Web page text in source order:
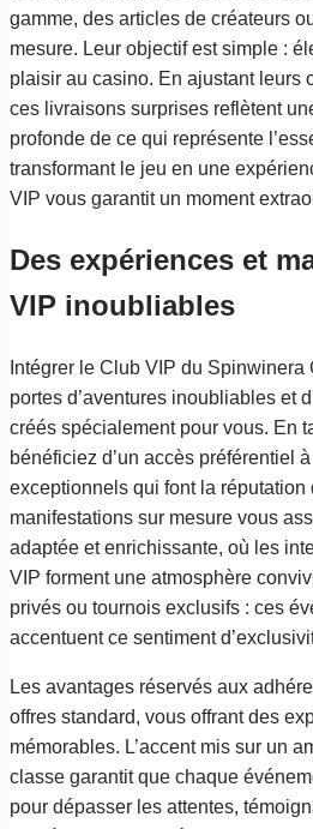
gamme, des articles de créateurs
mesure. Leur objectif est simple :
plaisir au casino. En ajustant leurs
ces livraisons surprises reflètent
profonde de ce qui représente
transformant le jeu en une
VIP vous garantit un moment
Des expériences et
VIP inoubliables
Intégrer le Club VIP du
portes d’aventures inoubliables et
créés spécialement pour vous. En
bénéficiez d’un accès préférentiel
exceptionnels qui font la réputation
manifestations sur mesure vous
adaptée et enrichissante, où les
VIP forment une atmosphère
privés ou tournois exclusifs : ces
accentuent ce sentiment
Les avantages réservés aux
offres standard, vous offrant des
mémorables. L’accent mis sur un
classe garantit que chaque
pour dépasser les attentes,